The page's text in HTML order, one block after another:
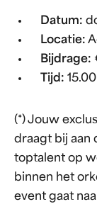
Datum:
Locatie:
Bijdrage:
Tijd:
(*) Jouw
draagt bij aan
toptalent op
binnen het
event gaat